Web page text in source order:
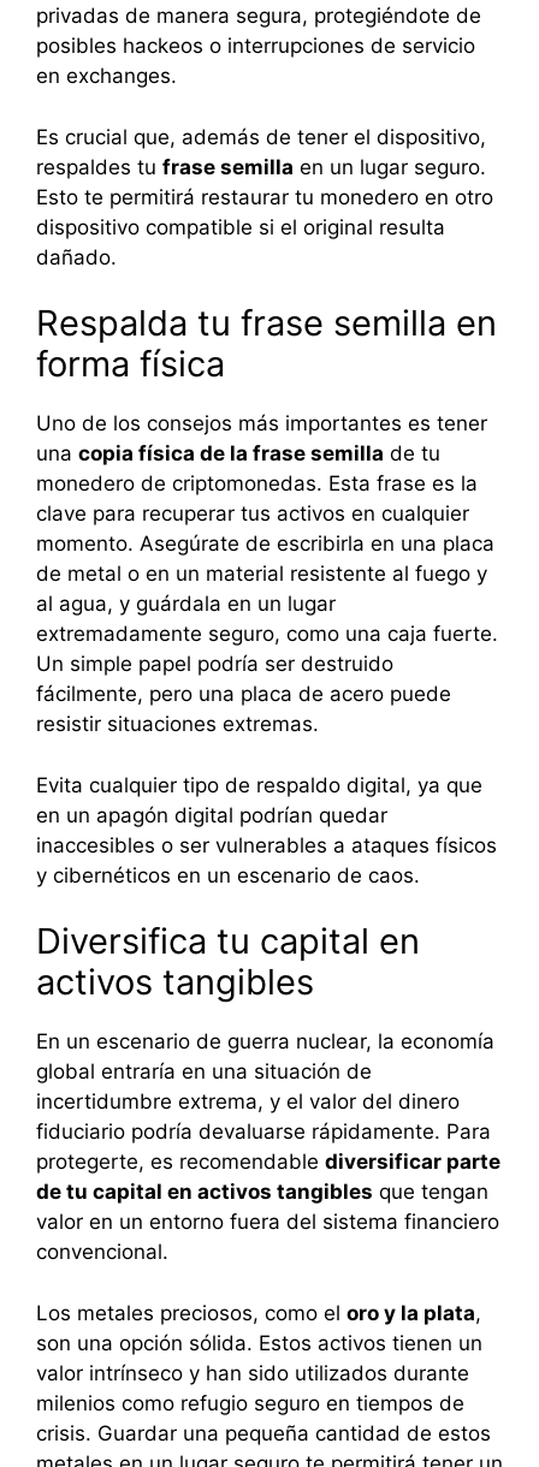
privadas de manera segura, protegiéndote de
posibles hackeos o interrupciones de servicio
en exchanges.
Es crucial que, además de tener el dispositivo,
respaldes tu frase semilla en un lugar seguro.
Esto te permitirá restaurar tu monedero en otro
dispositivo compatible si el original resulta
dañado.
Respalda tu frase semilla en
forma física
Uno de los consejos más importantes es tener
una copia física de la frase semilla de tu
monedero de criptomonedas. Esta frase es la
clave para recuperar tus activos en cualquier
momento. Asegúrate de escribirla en una placa
de metal o en un material resistente al fuego y
al agua, y guárdala en un lugar
extremadamente seguro, como una caja fuerte.
Un simple papel podría ser destruido
fácilmente, pero una placa de acero puede
resistir situaciones extremas.
Evita cualquier tipo de respaldo digital, ya que
en un apagón digital podrían quedar
inaccesibles o ser vulnerables a ataques físicos
y cibernéticos en un escenario de caos.
Diversifica tu capital en
activos tangibles
En un escenario de guerra nuclear, la economía
global entraría en una situación de
incertidumbre extrema, y el valor del dinero
fiduciario podría devaluarse rápidamente. Para
protegerte, es recomendable diversificar parte
de tu capital en activos tangibles que tengan
valor en un entorno fuera del sistema financiero
convencional.
Los metales preciosos, como el oro y la plata,
son una opción sólida. Estos activos tienen un
valor intrínseco y han sido utilizados durante
milenios como refugio seguro en tiempos de
crisis. Guardar una pequeña cantidad de estos